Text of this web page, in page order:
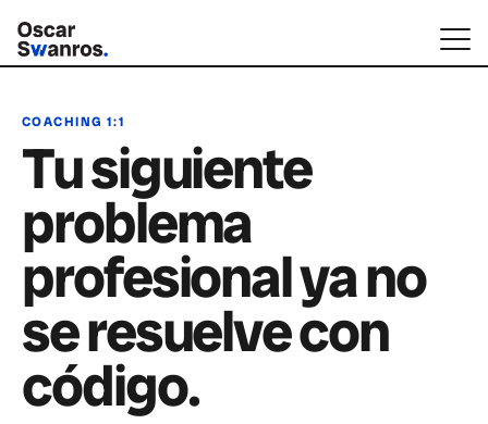
COACHING 1:1
Tu siguiente
problema
profesional ya no
se resuelve con
código.